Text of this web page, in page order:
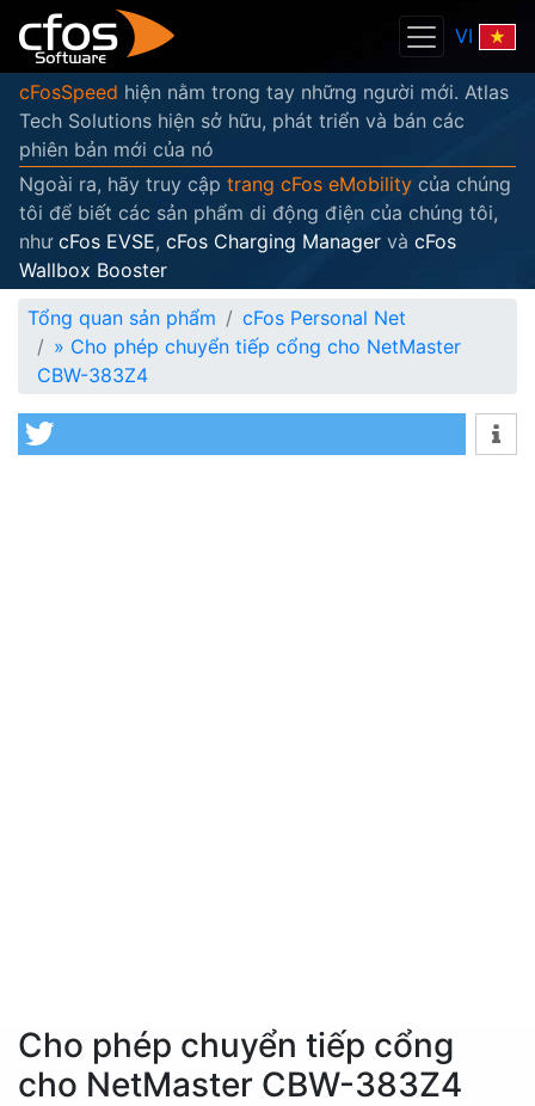
VI
cFosSpeed hiện nằm trong tay những người mới. Atlas
Tech Solutions hiện sở hữu, phát triển và bán các
phiên bản mới của nó
Ngoài ra, hãy truy cập trang cFos eMobility của chúng
tôi để biết các sản phẩm di động điện của chúng tôi,
như cFos EVSE, cFos Charging Manager và cFos
Wallbox Booster
Tổng quan sản phẩm
cFos Personal Net
» Cho phép chuyển tiếp cổng cho NetMaster
CBW-383Z4
Cho phép chuyển tiếp cổng
cho NetMaster CBW-383Z4